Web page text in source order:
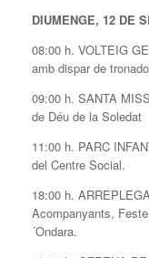
DIUMENGE, 12 DE
08:00 h. VOLTEIG
amb dispar de
09:00 h. SANTA
de Déu de la Soledat
11:00 h. PARC
del Centre Social.
18:00 h.
Acompanyants,
´Ondara.